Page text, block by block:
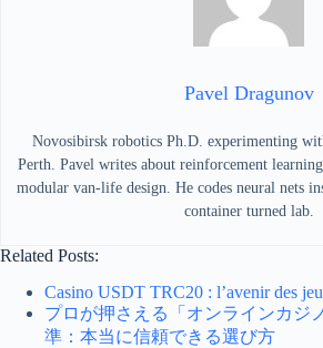
Pavel Dragunov
Novosibirsk robotics Ph.D. experimenting
Perth. Pavel writes about reinforcement
modular van-life design. He codes neural nets
container turned lab.
Related Posts:
Casino USDT TRC20 : l’avenir des
プロが押さえる「オンラインカジ
準：本当に信頼できる選び方